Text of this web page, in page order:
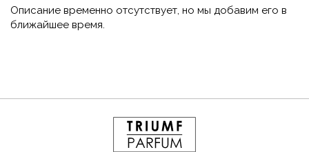
Описание временно отсутствует, но мы добавим его в
ближайшее время.